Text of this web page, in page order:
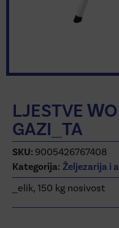
LJESTVE
GAZI_TA
SKU: 9005426767408
Kategorija: Željezarija i
_elik, 150 kg nosivost